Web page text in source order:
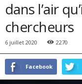
dans l’air
chercheurs
6 juillet 2020 2270
Facebook